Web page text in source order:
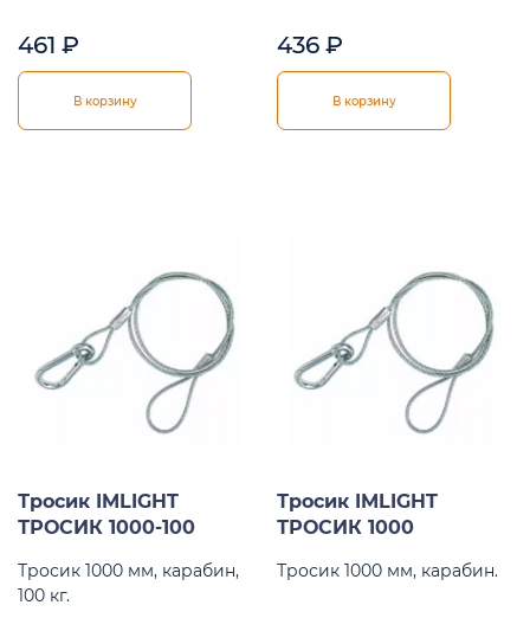
461 ₽
В корзину
436 ₽
В корзину
Тросик IMLIGHT
ТРОСИК 1000-100
Тросик 1000 мм, карабин,
100 кг.
Тросик IMLIGHT
ТРОСИК 1000
Тросик 1000 мм, карабин.